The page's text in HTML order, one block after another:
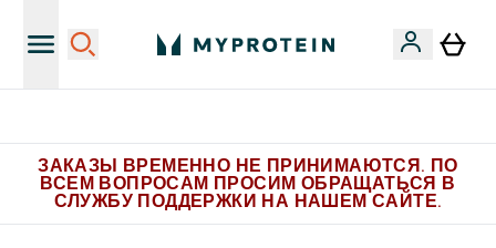
ЗАКАЗЫ ВРЕМЕННО НЕ ПРИНИМАЮТСЯ. ПО
ВСЕМ ВОПРОСАМ ПРОСИМ ОБРАЩАТЬСЯ В
СЛУЖБУ ПОДДЕРЖКИ НА НАШЕМ САЙТЕ.